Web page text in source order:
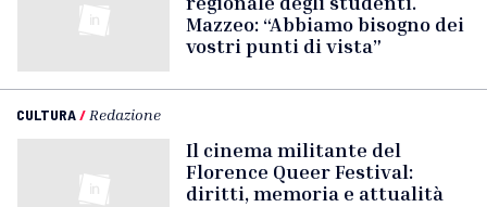
Mazzeo: “Abbiamo bisogno dei
vostri punti di vista”
CULTURA/ Redazione
Il cinema militante del
Florence Queer Festival:
diritti, memoria e attualità